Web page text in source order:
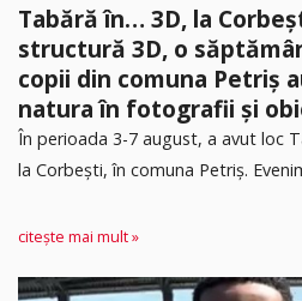
Tabără în… 3D, la
structură 3D, o
copii din comuna Petriș
natura în fotografii și
În perioada 3-7 august, a avut loc
la Corbești, în comuna Petriș.
citește mai mult »